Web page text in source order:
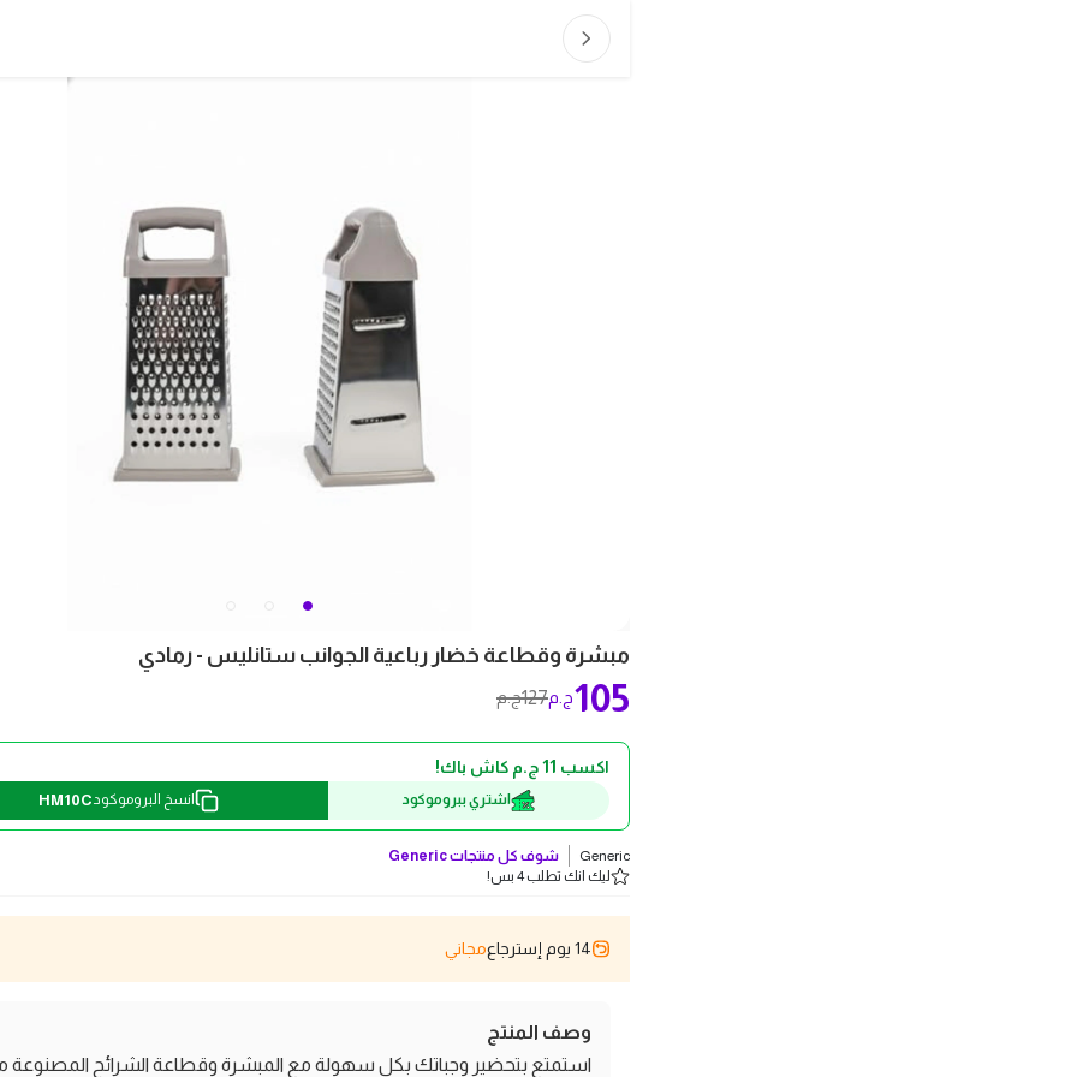
مبشرة وقطاعة خضار رباعية الجوانب ستانليس - رمادي
127ج.م 105ج.م
اكسب 11 ج.م كاش باك!
اشتري ببروموكود انسخ البروموكودHM10C
Generic شوف كل منتجاتGeneric
ليك انك تطلب 4 بس!
14 يوم إسترجاع مجاني
وصف المنتج
استمتع بتحضير وجباتك بكل سهولة مع المبشرة وقطاعة الشرائح المصنوعة